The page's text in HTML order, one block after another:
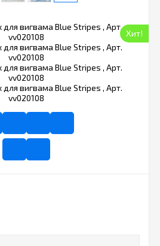
Хит!